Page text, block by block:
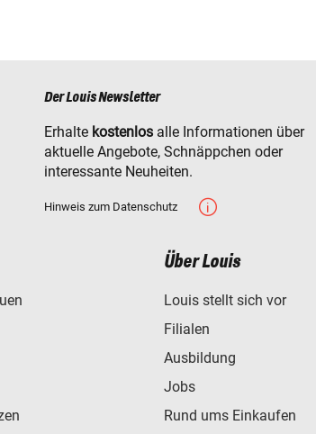
Der Louis Newsletter
Erhalte kostenlos alle Informationen über
aktuelle Angebote, Schnäppchen oder
interessante Neuheiten.
Hinweis zum Datenschutz
Über Louis
Louis stellt sich vor
Filialen
Ausbildung
Jobs
Rund ums Einkaufen